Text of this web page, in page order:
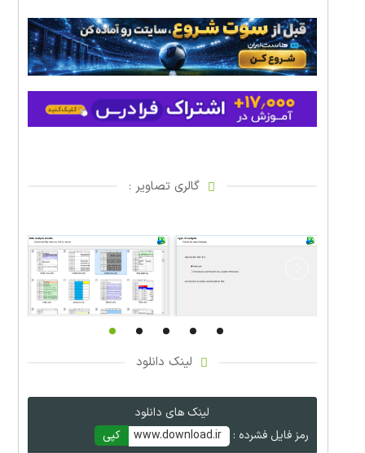
گالری تصاویر :
لینک دانلود
لینک های دانلود
رمز فایل فشرده :
www.download.ir کپی